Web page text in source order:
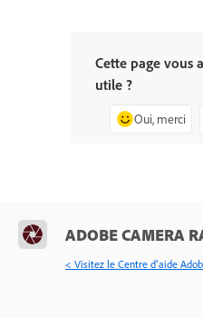
Cette page vous
utile ?
Oui, merci
ADOBE CAMERA
< Visitez le Centre d’aide